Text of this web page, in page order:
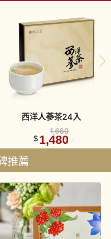
西洋人蔘茶24入
1,680
$ 1,480
推薦